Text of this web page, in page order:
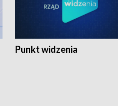
Punkt widzenia